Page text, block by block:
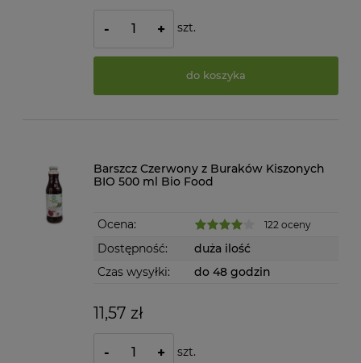
- + szt.
do koszyka
Barszcz Czerwony z Buraków Kiszonych
BIO 500 ml Bio Food
Ocena: 122 oceny
Dostępność:
duża ilość
Czas wysyłki:
do 48 godzin
11,57 zł
- + szt.